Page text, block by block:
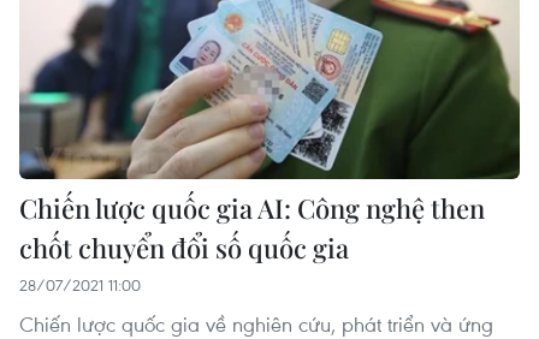
Chiến lược quốc gia AI: Công nghệ then
chốt chuyển đổi số quốc gia
28/07/2021 11:00
Chiến lược quốc gia về nghiên cứu, phát triển và ứng